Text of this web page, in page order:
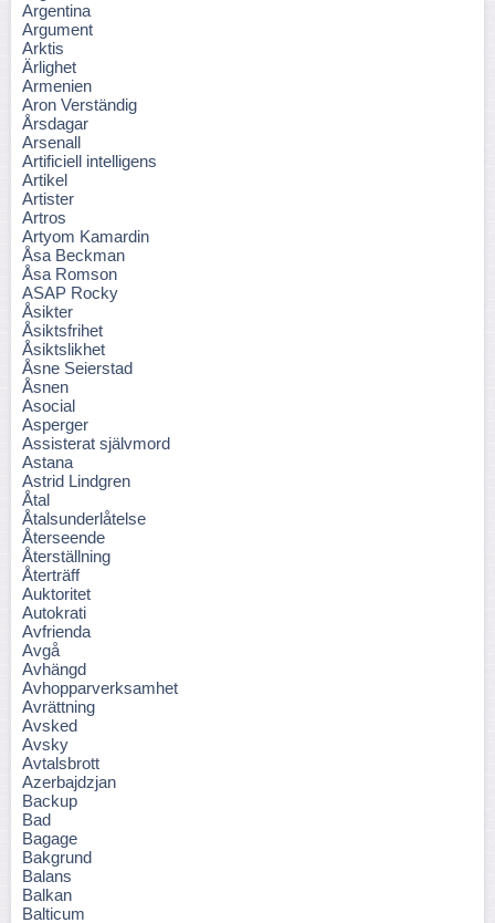
Argentina
Argument
Arktis
Ärlighet
Armenien
Aron Verständig
Årsdagar
Arsenall
Artificiell intelligens
Artikel
Artister
Artros
Artyom Kamardin
Åsa Beckman
Åsa Romson
ASAP Rocky
Åsikter
Åsiktsfrihet
Åsiktslikhet
Åsne Seierstad
Åsnen
Asocial
Asperger
Assisterat självmord
Astana
Astrid Lindgren
Åtal
Åtalsunderlåtelse
Återseende
Återställning
Återträff
Auktoritet
Autokrati
Avfrienda
Avgå
Avhängd
Avhopparverksamhet
Avrättning
Avsked
Avsky
Avtalsbrott
Azerbajdzjan
Backup
Bad
Bagage
Bakgrund
Balans
Balkan
Balticum